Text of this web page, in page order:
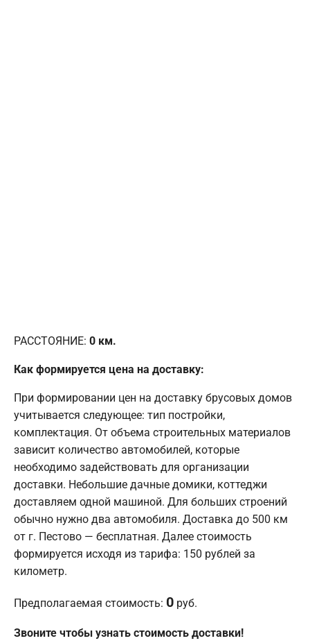
РАССТОЯНИЕ: 0 км.
Как формируется цена на доставку:
При формировании цен на доставку брусовых домов
учитывается следующее: тип постройки,
комплектация. От объема строительных материалов
зависит количество автомобилей, которые
необходимо задействовать для организации
доставки. Небольшие дачные домики, коттеджи
доставляем одной машиной. Для больших строений
обычно нужно два автомобиля. Доставка до 500 км
от г. Пестово — бесплатная. Далее стоимость
формируется исходя из тарифа: 150 рублей за
километр.
Предполагаемая стоимость: 0 руб.
Звоните чтобы узнать стоимость доставки!